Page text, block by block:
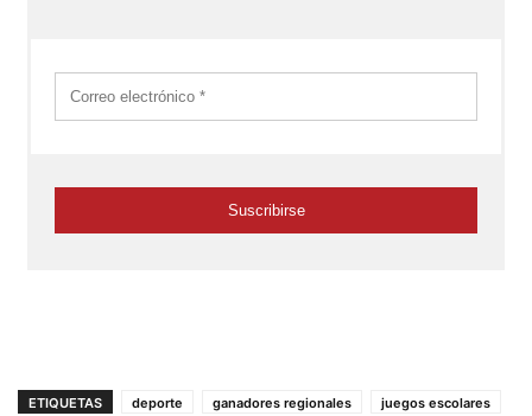
ETIQUETAS deporte ganadores regionales
juegos escolares